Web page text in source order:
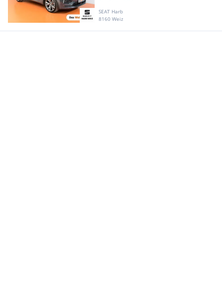
SEAT Harb
8160 Weiz